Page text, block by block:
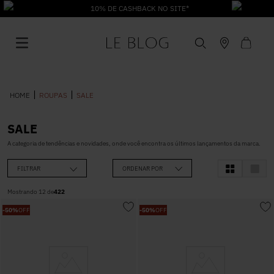
10% DE CASHBACK NO SITE*
ROUPAS SALE
SALE
A categoria de tendências e novidades, onde você encontra os últimos lançamentos da marca.
FILTRAR ORDENAR POR
Mostrando 12 de422
-50%OFF -50%OFF
1º Vestido
2º Roupas